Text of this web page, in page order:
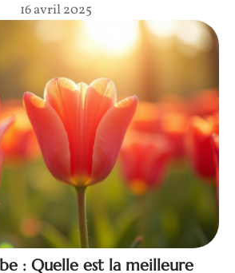
16 avril 2025
: Quelle est la meilleure